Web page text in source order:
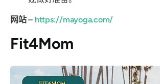
网站 – https://mayoga.com/
Fit4Mom